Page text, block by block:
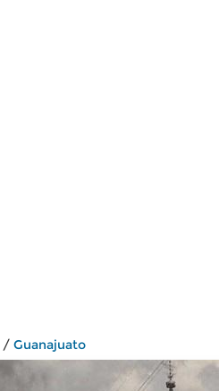
/ Guanajuato